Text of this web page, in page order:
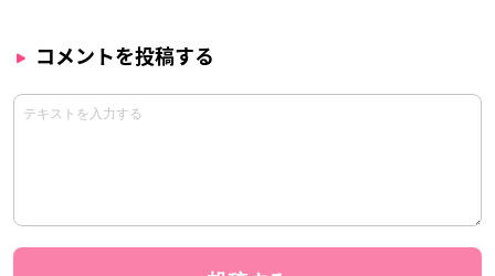
コメントを投稿する